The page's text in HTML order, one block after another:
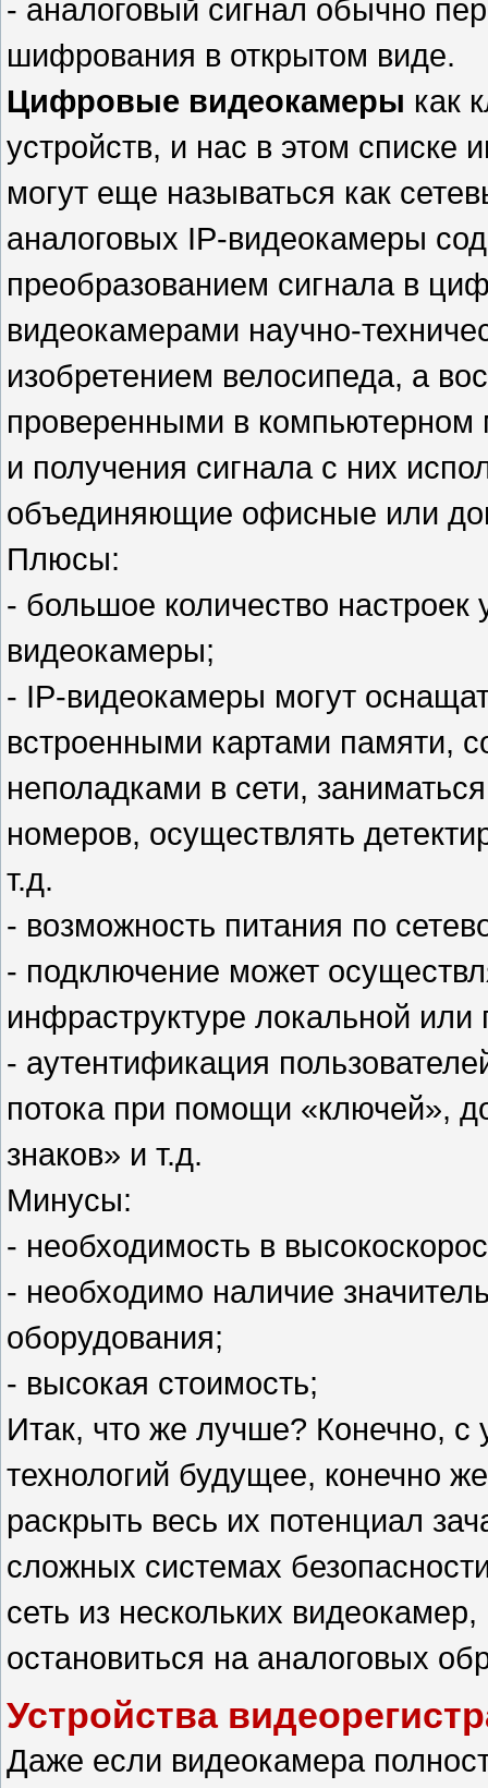
- аналоговый сигнал обычно
шифрования в открытом виде.
Цифровые видеокамеры как
устройств, и нас в этом списке
могут еще называться как
аналоговых IP-видеокамеры
преобразованием сигнала в
видеокамерами научно-
изобретением велосипеда, а
проверенными в
и получения сигнала с них
объединяющие офисные или
Плюсы:
- большое количество
видеокамеры;
- IP-видеокамеры могут
встроенными картами памяти,
неполадками в сети,
номеров, осуществлять
т.д.
- возможность питания по
- подключение может
инфраструктуре локальной или
- аутентификация
потока при помощи «ключей»,
знаков» и т.д.
Минусы:
- необходимость в
- необходимо наличие
оборудования;
- высокая стоимость;
Итак, что же лучше? Конечно, с
технологий будущее, конечно
раскрыть весь их потенциал
сложных системах
сеть из нескольких
остановиться на аналоговых
Устройства
Даже если видеокамера